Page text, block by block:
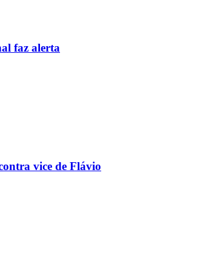
faz alerta
vice de Flávio